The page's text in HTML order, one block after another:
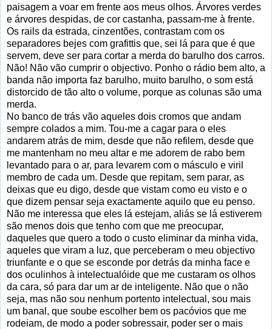
paisagem a voar em frente aos meus olhos. Árvores verdes
e árvores despidas, de cor castanha, passam-me à frente.
Os rails da estrada, cinzentões, contrastam com os
separadores bejes com grafittis que, sei lá para que é que
servem, deve ser para cortar a merda do barulho dos carros.
Não! Não vão cumprir o objectivo. Ponho o rádio bem alto, a
banda não importa faz barulho, muito barulho, o som está
distorcido de tão alto o volume, porque as colunas são uma
merda.
No banco de trás vão aqueles dois cromos que andam
sempre colados a mim. Tou-me a cagar para o eles
andarem atrás de mim, desde que não refilem, desde que
me mantenham no meu altar e me adorem de rabo bem
levantado para o ar, para levarem com o másculo e viril
membro de cada um. Desde que repitam, sem parar, as
deixas que eu digo, desde que vistam como eu visto e o
que dizem pensar seja exactamente aquilo que eu penso.
Não me interessa que eles lá estejam, aliás se lá estiverem
são menos dois que tenho com que me preocupar,
daqueles que quero a todo o custo eliminar da minha vida,
aqueles que viram a luz, que perceberam o meu objectivo
triunfante e o que se esconde por detrás da minha face e
dos oculinhos à intelectualóide que me custaram os olhos
da cara, só para dar um ar de inteligente. Não que o não
seja, mas não sou nenhum portento intelectual, sou mais
um banal, que soube escolher bem os pacóvios que me
rodeiam, de modo a poder sobressair, poder ser o mais